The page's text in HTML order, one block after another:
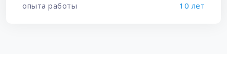
опыта работы 10 лет